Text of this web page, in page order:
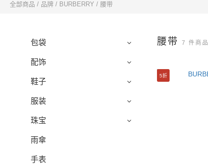
全部商品 / 品牌 / BURBERRY / 腰带
包袋
配饰
鞋子
服装
珠宝
雨傘
手表
腰带7 件商品
5折